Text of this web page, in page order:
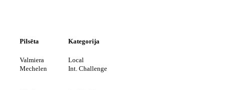
Pilsēta Kategorija
Valmiera
Local
Mechelen
Int. Challenge